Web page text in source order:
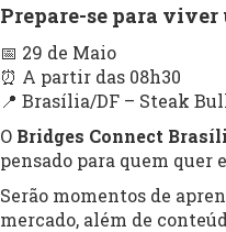
Prepare-se para
📅 29 de Maio
⏰ A partir das 08h30
📍 Brasília/DF – Steak
O Bridges Connect
pensado para quem
Serão momentos de
mercado, além de